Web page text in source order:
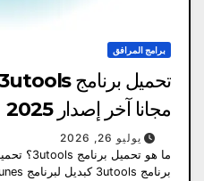
برامج المرافق
مجانا آخر إصدار 2025
يوليو 26, 2026